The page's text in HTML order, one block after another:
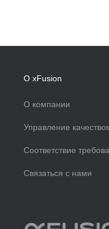
О xFusion
О компании
Управление
Соответствие
Связаться с нами